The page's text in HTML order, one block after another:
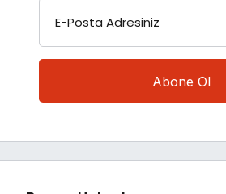
E-Posta Adresiniz